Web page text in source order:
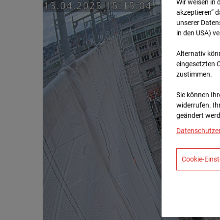
Wir weisen in
akzeptieren“
unserer
in den USA)
Alternativ
eingesetzten
zustimmen.
Sie können
widerrufen.
geändert
Cookie-